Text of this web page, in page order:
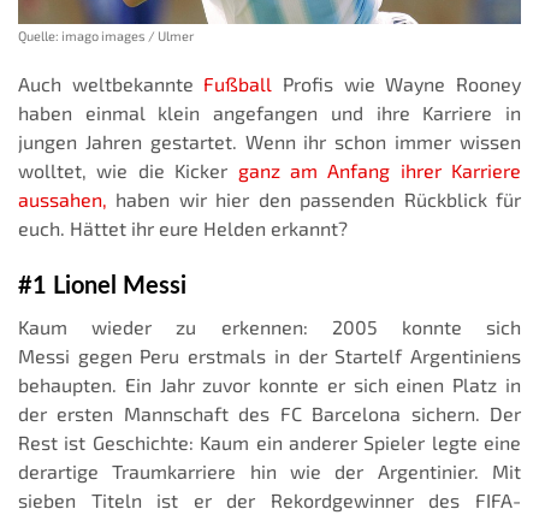
Quelle: imago images / Ulmer
Auch weltbekannte Fußball Profis wie Wayne Rooney
haben einmal klein angefangen und ihre Karriere in
jungen Jahren gestartet. Wenn ihr schon immer wissen
wolltet, wie die Kicker ganz am Anfang ihrer Karriere
aussahen, haben wir hier den passenden Rückblick für
euch. Hättet ihr eure Helden erkannt?
#1 Lionel Messi
Kaum wieder zu erkennen: 2005 konnte sich
Messi gegen Peru erstmals in der Startelf Argentiniens
behaupten. Ein Jahr zuvor konnte er sich einen Platz in
der ersten Mannschaft des FC Barcelona sichern. Der
Rest ist Geschichte: Kaum ein anderer Spieler legte eine
derartige Traumkarriere hin wie der Argentinier. Mit
sieben Titeln ist er der Rekordgewinner des FIFA-